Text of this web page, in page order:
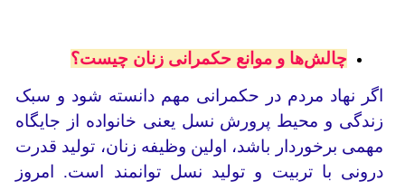
چالش‌ها و موانع حکمرانی زنان چیست؟
اگر نهاد مردم در حکمرانی مهم دانسته شود و سبک
زندگی و محیط پرورش نسل یعنی خانواده از جایگاه
مهمی برخوردار باشد، اولین وظیفه زنان، تولید قدرت
درونی با تربیت و تولید نسل توانمند است. امروز